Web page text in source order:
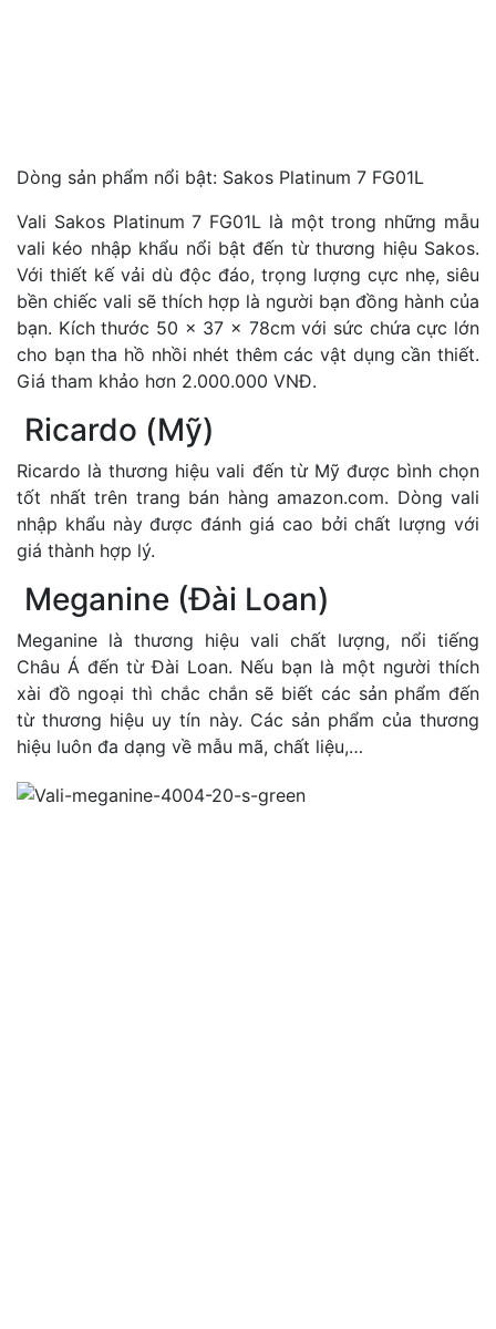
Dòng sản phẩm nổi bật: Sakos Platinum 7 FG01L
Vali Sakos Platinum 7 FG01L là một trong những mẫu
vali kéo nhập khẩu nổi bật đến từ thương hiệu Sakos.
Với thiết kế vải dù độc đáo, trọng lượng cực nhẹ, siêu
bền chiếc vali sẽ thích hợp là người bạn đồng hành của
bạn. Kích thước 50 x 37 x 78cm với sức chứa cực lớn
cho bạn tha hồ nhồi nhét thêm các vật dụng cần thiết.
Giá tham khảo hơn 2.000.000 VNĐ.
Ricardo (Mỹ)
Ricardo là thương hiệu vali đến từ Mỹ được bình chọn
tốt nhất trên trang bán hàng amazon.com. Dòng vali
nhập khẩu này được đánh giá cao bởi chất lượng với
giá thành hợp lý.
Meganine (Đài Loan)
Meganine là thương hiệu vali chất lượng, nổi tiếng
Châu Á đến từ Đài Loan. Nếu bạn là một người thích
xài đồ ngoại thì chắc chắn sẽ biết các sản phẩm đến
từ thương hiệu uy tín này. Các sản phẩm của thương
hiệu luôn đa dạng về mẫu mã, chất liệu,…